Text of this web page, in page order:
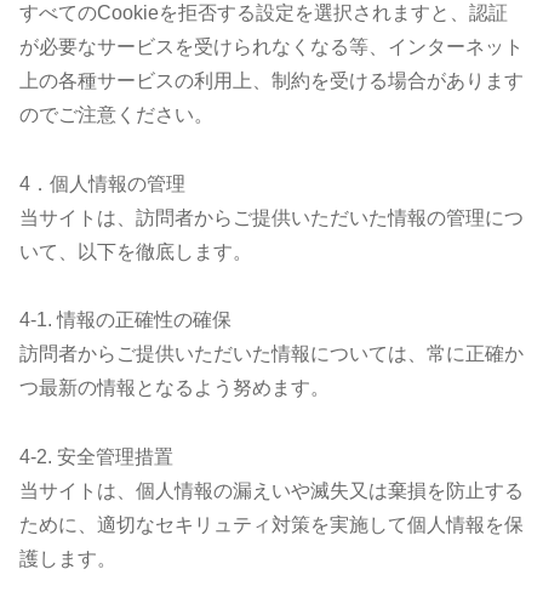
すべてのCookieを拒否する設定を選択されますと、認証
が必要なサービスを受けられなくなる等、インターネット
上の各種サービスの利用上、制約を受ける場合があります
のでご注意ください。
4．個人情報の管理
当サイトは、訪問者からご提供いただいた情報の管理につ
いて、以下を徹底します。
4-1. 情報の正確性の確保
訪問者からご提供いただいた情報については、常に正確か
つ最新の情報となるよう努めます。
4-2. 安全管理措置
当サイトは、個人情報の漏えいや滅失又は棄損を防止する
ために、適切なセキリュティ対策を実施して個人情報を保
護します。